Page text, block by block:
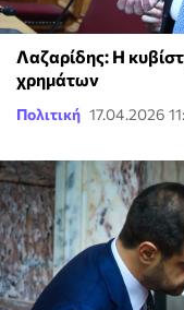
Λαζαρίδης: Η
χρημάτων
Πολιτική 17.04.2026